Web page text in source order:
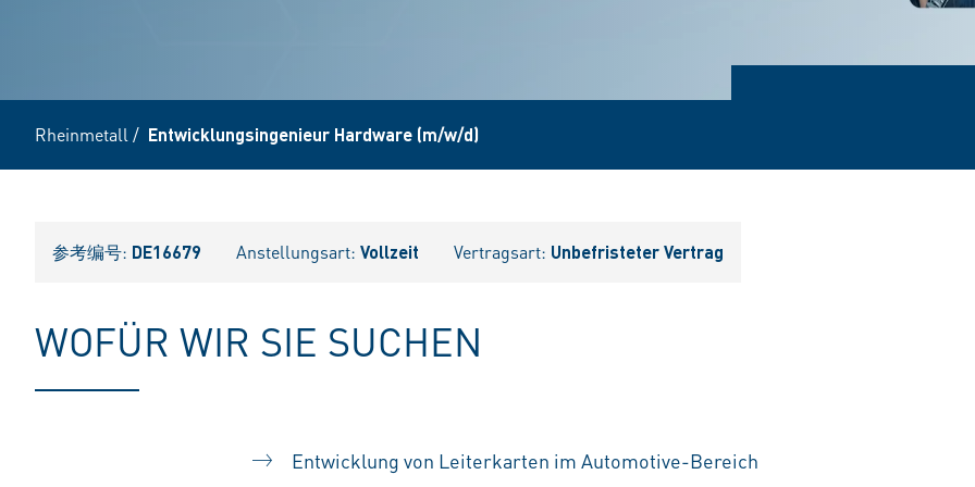
Rheinmetall / Entwicklungsingenieur Hardware (m/w/d)
参考编号: DE16679 Anstellungsart: Vollzeit Vertragsart: Unbefristeter Vertrag
WOFÜR WIR SIE SUCHEN
Entwicklung von Leiterkarten im Automotive-Bereich